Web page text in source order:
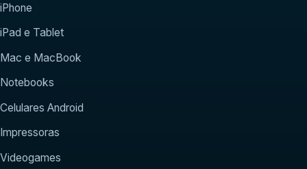
iPhone
iPad e Tablet
Mac e MacBook
Notebooks
Celulares Android
Impressoras
Videogames